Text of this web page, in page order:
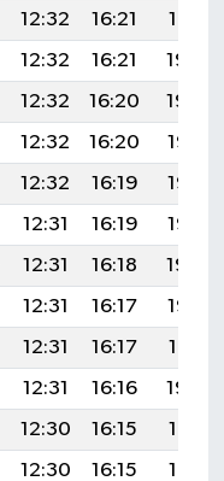
12:32 16:21
19:31
12:32 16:21
19:30
12:32 16:20
19:29
12:32 16:20
19:28
12:32 16:19
19:26
12:31 16:19
19:25
12:31 16:18
19:24
12:31 16:17
19:22
12:31 16:17
19:21
12:31 16:16
19:20
12:30 16:15
19:18
12:30 16:15
19:17